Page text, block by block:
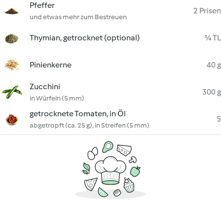
Pfeffer
und etwas mehr zum Bestreuen
2 Prisen
Thymian, getrocknet (optional) ¾ TL
Pinienkerne 40 g
Zucchini
in Würfeln (5 mm)
300 g
getrocknete Tomaten, in Öl
abgetropft (ca. 25 g), in Streifen (5 mm)
5